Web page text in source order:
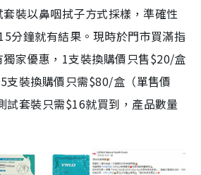
裝以鼻咽拭子方式採樣，準確性
分鐘就有結果。現時於門市買滿指
家優惠，1支裝換購價只售$20/盒
5支裝換購價只需$80/盒（單售價
試套裝只需$16就買到，產品數量